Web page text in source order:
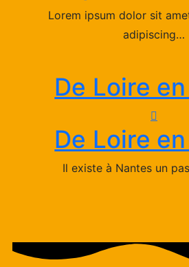
Lorem ipsum dolor sit
adipiscing…
De Loire
De Loire
Il existe à Nantes un